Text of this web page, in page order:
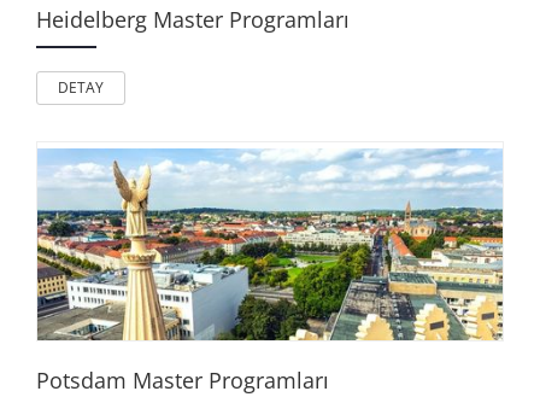
Heidelberg Master Programları
DETAY
Potsdam Master Programları